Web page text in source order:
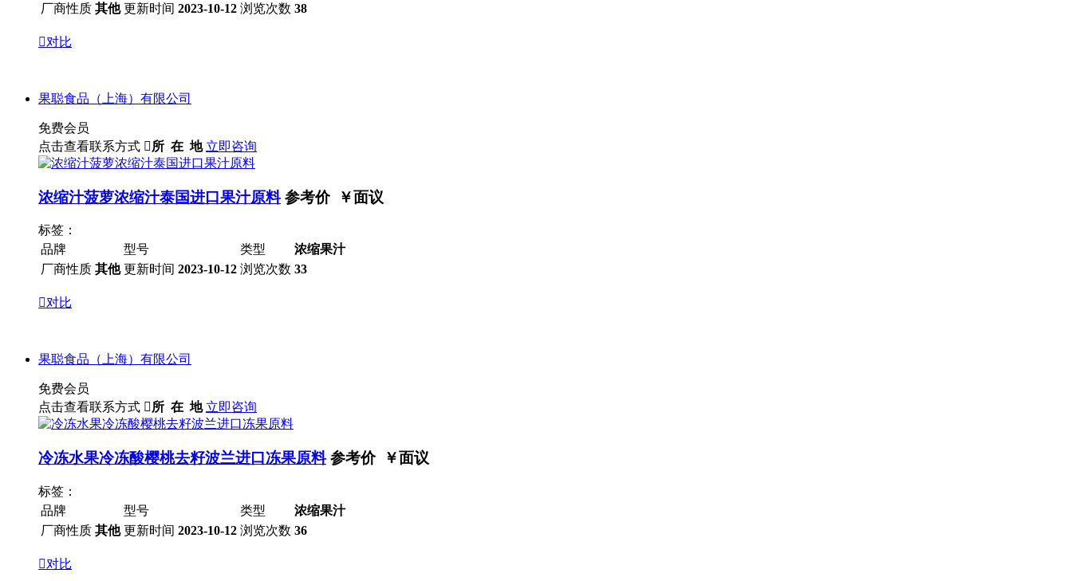
厂商性质 其他 更新时间 2023-10-12 浏览次数 38
对比
果聪食品（上海）有限公司
免费会员
点击查看联系方式 所 在 地 立即咨询
浓缩汁菠萝浓缩汁泰国进口果汁原料 参考价 ￥面议
标签：
品牌
型号 类型
浓缩果汁
厂商性质 其他 更新时间 2023-10-12 浏览次数 33
对比
果聪食品（上海）有限公司
免费会员
点击查看联系方式 所 在 地 立即咨询
冷冻水果冷冻酸樱桃去籽波兰进口冻果原料 参考价 ￥面议
标签：
品牌
型号 类型
浓缩果汁
厂商性质 其他 更新时间 2023-10-12 浏览次数 36
对比